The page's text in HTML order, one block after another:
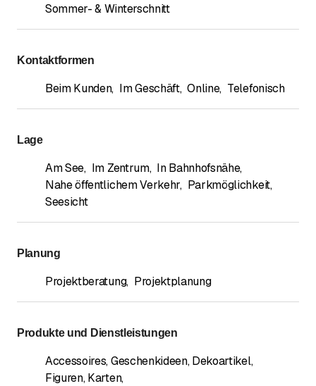
Sommer- & Winterschnitt
Kontaktformen
Beim Kunden, Im Geschäft, Online, Telefonisch
Lage
Am See, Im Zentrum, In Bahnhofsnähe,
Nahe öffentlichem Verkehr, Parkmöglichkeit,
Seesicht
Planung
Projektberatung, Projektplanung
Produkte und Dienstleistungen
Accessoires, Geschenkideen, Dekoartikel,
Figuren, Karten,